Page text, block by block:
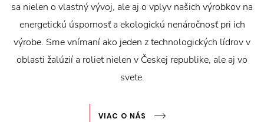
sa nielen o vlastný vývoj, ale aj o vplyv našich výrobkov na
energetickú úspornosť a ekologickú nenáročnosť pri ich
výrobe. Sme vnímaní ako jeden z technologických lídrov v
oblasti žalúzií a roliet nielen v Českej republike, ale aj vo
svete.
VIAC O NÁS